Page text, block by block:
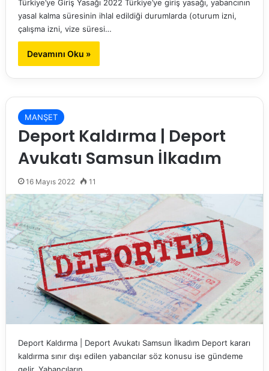
Türkiye’ye Giriş Yasağı 2022 Türkiye’ye giriş yasağı, yabancının
yasal kalma süresinin ihlal edildiği durumlarda (oturum izni,
çalışma izni, vize süresi…
Devamını Oku »
MANŞET
Deport Kaldırma | Deport
Avukatı Samsun İlkadım
16 Mayıs 2022 11
Deport Kaldırma | Deport Avukatı Samsun İlkadım Deport kararı
kaldırma sınır dışı edilen yabancılar söz konusu ise gündeme